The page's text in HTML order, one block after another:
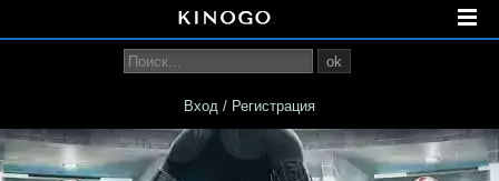
ok
Вход / Регистрация